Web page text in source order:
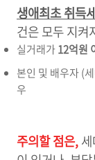
생애최초 취득
건은 모두 지켜
실거래가12억원
본인 및 배우자 (
우
주의할 점은,